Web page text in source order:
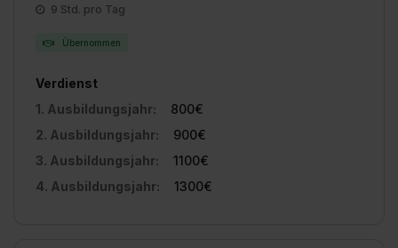
9 Std. pro Tag
Übernommen
Verdienst
1. Ausbildungsjahr:
800€
2. Ausbildungsjahr:
900€
3. Ausbildungsjahr:
1100€
4. Ausbildungsjahr:
1300€